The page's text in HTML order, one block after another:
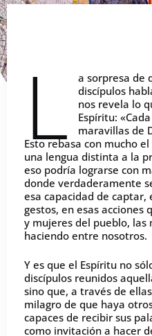
L
a sorpresa de
discípulos
nos revela lo
Espíritu:
maravillas de
Esto rebasa con mucho
una lengua distinta a la
eso podría lograrse con
donde verdaderamente
esa capacidad de captar,
gestos, en esas acciones
y mujeres del pueblo, las
haciendo entre nosotros.
Y es que el Espíritu no
discípulos reunidos
sino que, a través de
milagro de que haya
capaces de recibir sus
como invitación a hacer